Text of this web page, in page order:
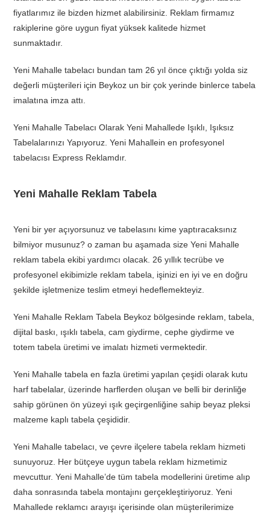
fiyatlarımız ile bizden hizmet alabilirsiniz. Reklam firmamız
rakiplerine göre uygun fiyat yüksek kalitede hizmet
sunmaktadır.
Yeni Mahalle tabelacı bundan tam 26 yıl önce çıktığı yolda siz
değerli müşterileri için Beykoz un bir çok yerinde binlerce tabela
imalatına imza attı.
Yeni Mahalle Tabelacı Olarak Yeni Mahallede Işıklı, Işıksız
Tabelalarınızı Yapıyoruz. Yeni Mahallein en profesyonel
tabelacısı Express Reklamdır.
Yeni Mahalle Reklam Tabela
Yeni bir yer açıyorsunuz ve tabelasını kime yaptıracaksınız
bilmiyor musunuz? o zaman bu aşamada size Yeni Mahalle
reklam tabela ekibi yardımcı olacak. 26 yıllık tecrübe ve
profesyonel ekibimizle reklam tabela, işinizi en iyi ve en doğru
şekilde işletmenize teslim etmeyi hedeflemekteyiz.
Yeni Mahalle Reklam Tabela Beykoz bölgesinde reklam, tabela,
dijital baskı, ışıklı tabela, cam giydirme, cephe giydirme ve
totem tabela üretimi ve imalatı hizmeti vermektedir.
Yeni Mahalle tabela en fazla üretimi yapılan çeşidi olarak kutu
harf tabelalar, üzerinde harflerden oluşan ve belli bir derinliğe
sahip görünen ön yüzeyi ışık geçirgenliğine sahip beyaz pleksi
malzeme kaplı tabela çeşididir.
Yeni Mahalle tabelacı, ve çevre ilçelere tabela reklam hizmeti
sunuyoruz. Her bütçeye uygun tabela reklam hizmetimiz
mevcuttur. Yeni Mahalle’de tüm tabela modellerini üretime alıp
daha sonrasında tabela montajını gerçekleştiriyoruz. Yeni
Mahallede reklamcı arayışı içerisinde olan müşterilerimize